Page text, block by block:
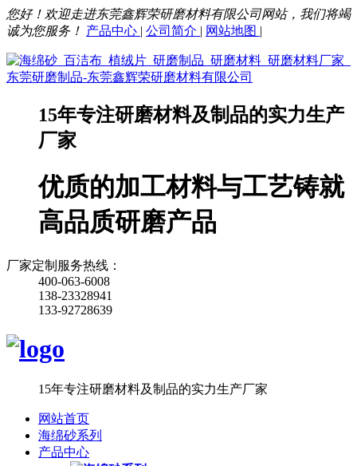
您好！欢迎走进东莞鑫辉荣研磨材料有限公司网站，我们将竭
诚为您服务！ 产品中心 | 公司简介 | 网站地图 |
15年专注研磨材料及制品的实力生产
厂家
优质的加工材料与工艺铸就
高品质研磨产品
厂家定制服务热线：
400-063-6008
138-23328941
133-92728639
15年专注研磨材料及制品的实力生产厂家
网站首页
海绵砂系列
产品中心